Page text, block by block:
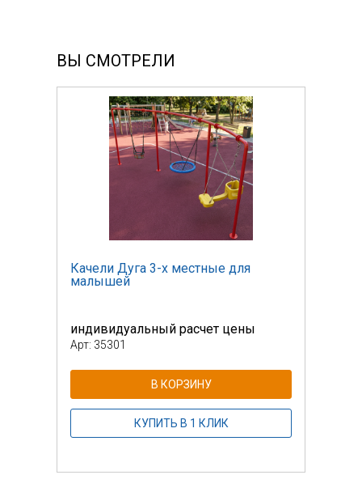
ВЫ СМОТРЕЛИ
Качели Дуга 3-х местные для
малышей
индивидуальный расчет цены
Арт: 35301
В КОРЗИНУ
КУПИТЬ В 1 КЛИК